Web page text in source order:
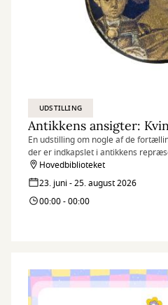
UDSTILLING
En udstilling om nogle af de
der er indkapslet i antikkens
Hovedbiblioteket
23. juni - 25. august 2026
00:00 - 00:00